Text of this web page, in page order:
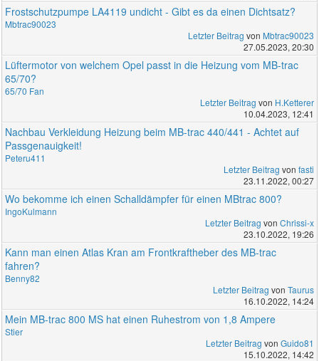
Frostschutzpumpe LA4119 undicht - Gibt es da einen Dichtsatz?
Mbtrac90023
Letzter Beitrag von Mbtrac90023
27.05.2023, 20:30
Lüftermotor von welchem Opel passt in die Heizung vom MB-trac
65/70?
65/70 Fan
Letzter Beitrag von H.Ketterer
10.04.2023, 12:41
Nachbau Verkleidung Heizung beim MB-trac 440/441 - Achtet auf
Passgenauigkeit!
Peteru411
Letzter Beitrag von fasti
23.11.2022, 00:27
Wo bekomme ich einen Schalldämpfer für einen MBtrac 800?
IngoKulmann
Letzter Beitrag von Chrissi-x
23.10.2022, 19:26
Kann man einen Atlas Kran am Frontkraftheber des MB-trac
fahren?
Benny82
Letzter Beitrag von Taurus
16.10.2022, 14:24
Mein MB-trac 800 MS hat einen Ruhestrom von 1,8 Ampere
Stier
Letzter Beitrag von Guido81
15.10.2022, 14:42